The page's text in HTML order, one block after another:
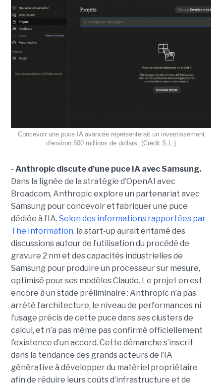
Concevoir une puce IA avancée représenterait un investissement
d'environ 500 millions de dollars. (Crédit S.L.)
- Anthropic discute d’une puce IA avec Samsung.
Dans la lignée de la stratégie d’OpenAI avec
Broadcom, Anthropic explore un partenariat avec
Samsung pour concevoir et fabriquer une puce
dédiée à l’IA. Selon des informations rapportées par
The Information, la start-up aurait entamé des
discussions autour de l’utilisation du procédé de
gravure 2 nm et des capacités industrielles de
Samsung pour produire un processeur sur mesure,
optimisé pour ses modèles Claude. Le projet en est
encore à un stade préliminaire : Anthropic n’a pas
arrêté l’architecture, le niveau de performances ni
l’usage précis de cette puce dans ses clusters de
calcul, et n’a pas même pas confirmé officiellement
l’existence d’un accord. Cette démarche s’inscrit
dans la tendance des grands acteurs de l’IA
générative à développer du matériel propriétaire
afin de réduire leurs coûts d’infrastructure et de